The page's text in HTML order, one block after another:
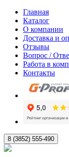
Главная
Каталог
О компании
Доставка и
Отзывы
Вопрос /
Работа в
Контакты
8 (3852) 555-490